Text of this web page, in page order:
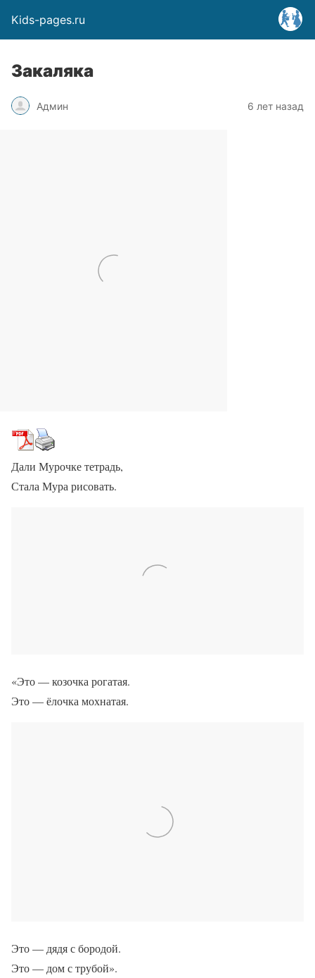
Kids-pages.ru
Закаляка
Админ 6 лет назад
Дали Мурочке тетрадь,
Стала Мура рисовать.
«Это — козочка рогатая.
Это — ёлочка мохнатая.
Это — дядя с бородой.
Это — дом с трубой».